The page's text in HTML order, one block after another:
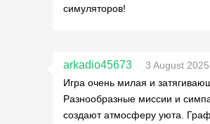
симуляторов!
arkadio45673
3 August
Игра очень милая и
Разнообразные миссии и
создают атмосферу уюта.